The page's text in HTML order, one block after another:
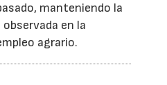
manteniendo la
en la
agrario.